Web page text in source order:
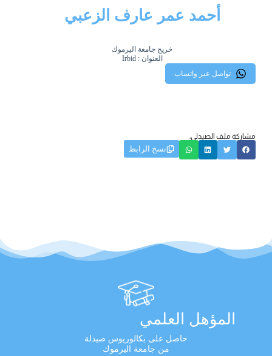
أحمد عمر عارف الزعبي
خريج جامعة اليرموك
العنوان : Irbid
تواصل عبر واتساب
مشاركة ملف الصيدلي:
نسخ الرابط
المؤهل العلمي
حاصل على بكالوريوس صيدلة
من جامعة اليرموك